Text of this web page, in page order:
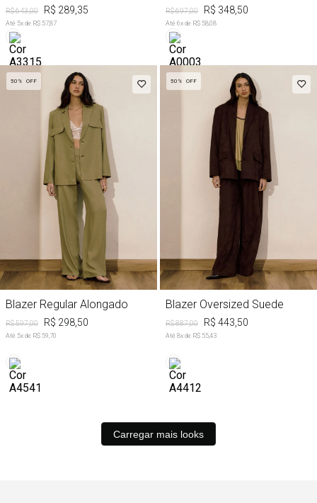
R$ 643,00 R$ 289,35
Até 5x de R$ 57,87
R$ 697,00 R$ 348,50
Até 6x de R$ 58,08
50% OFF
Blazer Regular Alongado
R$ 597,00 R$ 298,50
Até 5x de R$ 59,70
50% OFF
Blazer Oversized Suede
R$ 887,00 R$ 443,50
Até 8x de R$ 55,43
Carregar mais looks